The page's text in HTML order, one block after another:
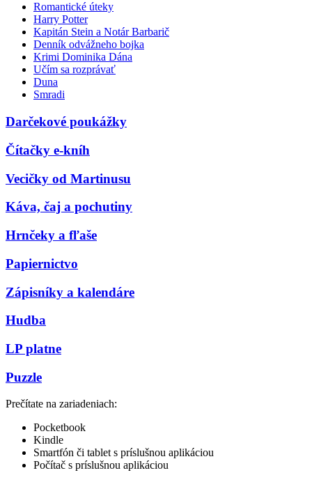
Romantické úteky
Harry Potter
Kapitán Stein a Notár Barbarič
Denník odvážneho bojka
Krimi Dominika Dána
Učím sa rozprávať
Duna
Smradi
Darčekové poukážky
Čítačky e-kníh
Vecičky od Martinusu
Káva, čaj a pochutiny
Hrnčeky a fľaše
Papiernictvo
Zápisníky a kalendáre
Hudba
LP platne
Puzzle
Prečítate na zariadeniach:
Pocketbook
Kindle
Smartfón či tablet s príslušnou aplikáciou
Počítač s príslušnou aplikáciou